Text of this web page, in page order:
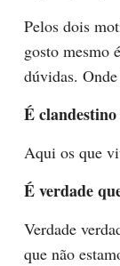
Pelos dois
gosto mesmo
dúvidas.
É
Aqui os que
É verdade
Verdade
que não